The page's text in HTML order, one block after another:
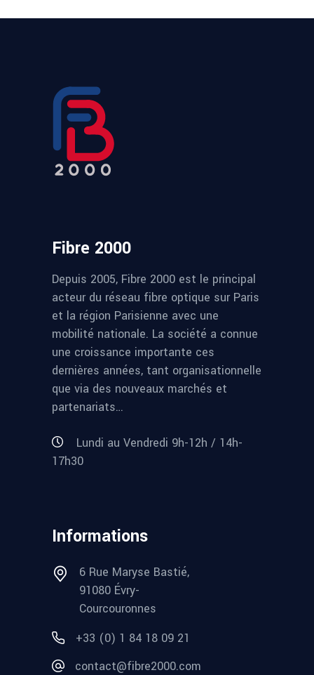
Fibre 2000
Depuis 2005, Fibre 2000 est le principal
acteur du réseau fibre optique sur Paris
et la région Parisienne avec une
mobilité nationale. La société a connue
une croissance importante ces
dernières années, tant organisationnelle
que via des nouveaux marchés et
partenariats…
Lundi au Vendredi 9h-12h / 14h-
17h30
Informations
6 Rue Maryse Bastié,
91080 Évry-
Courcouronnes
+33 (0) 1 84 18 09 21
contact@fibre2000.com